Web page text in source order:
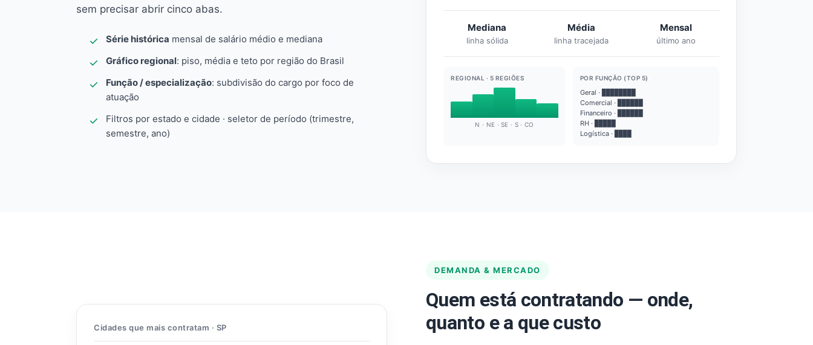
sem precisar abrir cinco abas.
Série histórica mensal de salário médio e mediana
Gráfico regional: piso, média e teto por região do Brasil
Função / especialização: subdivisão do cargo por foco de
atuação
Filtros por estado e cidade · seletor de período (trimestre,
semestre, ano)
Mediana
linha sólida
Média
linha tracejada
Mensal
último ano
REGIONAL · 5 REGIÕES
N · NE · SE · S · CO
POR FUNÇÃO (TOP 5)
Geral · ████████
Comercial · ██████
Financeiro · ██████
RH · █████
Logística · ████
DEMANDA & MERCADO
Quem está contratando — onde,
quanto e a que custo
Cidades que mais contratam · SP